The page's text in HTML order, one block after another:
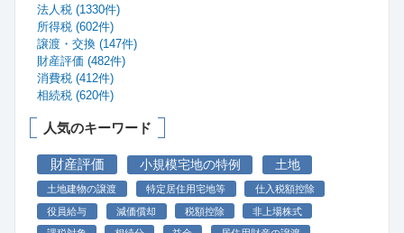
法人税 (1330件)
所得税 (602件)
譲渡・交換 (147件)
財産評価 (482件)
消費税 (412件)
相続税 (620件)
人気のキーワード
財産評価 小規模宅地の特例 土地
土地建物の譲渡 特定居住用宅地等 仕入税額控除
役員給与 減価償却 税額控除
非上場株式